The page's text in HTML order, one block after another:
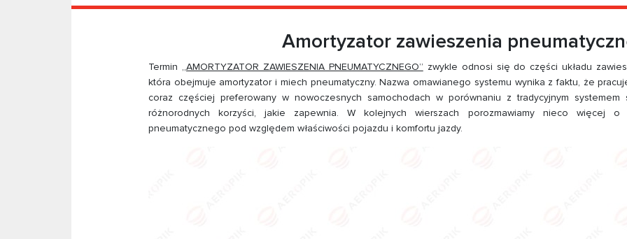
Amortyzator zawieszenia
Termin „AMORTYZATOR ZAWIESZENIA PNEUMATYCZNEGO” zwykle odnosi się do części układu
która obejmuje amortyzator i miech pneumatyczny. Nazwa omawianego systemu wynika z faktu, że
coraz częściej preferowany w nowoczesnych samochodach w porównaniu z tradycyjnym
różnorodnych korzyści, jakie zapewnia. W kolejnych wierszach porozmawiamy nieco więcej o
pneumatycznego pod względem właściwości pojazdu i komfortu jazdy.